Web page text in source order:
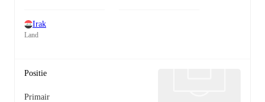
Irak
Land
Positie
Primair